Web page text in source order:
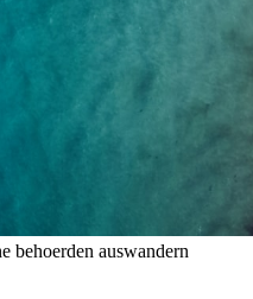
behoerden auswandern